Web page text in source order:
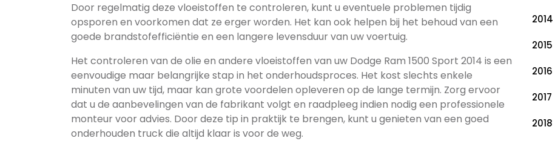
Door regelmatig deze vloeistoffen te controleren, kunt u eventuele problemen tijdig
opsporen en voorkomen dat ze erger worden. Het kan ook helpen bij het behoud van een
goede brandstofefficiëntie en een langere levensduur van uw voertuig.
Het controleren van de olie en andere vloeistoffen van uw Dodge Ram 1500 Sport 2014 is een
eenvoudige maar belangrijke stap in het onderhoudsproces. Het kost slechts enkele
minuten van uw tijd, maar kan grote voordelen opleveren op de lange termijn. Zorg ervoor
dat u de aanbevelingen van de fabrikant volgt en raadpleeg indien nodig een professionele
monteur voor advies. Door deze tip in praktijk te brengen, kunt u genieten van een goed
onderhouden truck die altijd klaar is voor de weg.
2014
2015
2016
2017
2018